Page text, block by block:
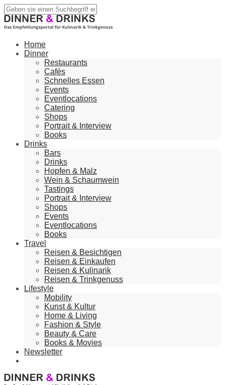
Home
Dinner
Restaurants
Cafés
Schnelles Essen
Events
Eventlocations
Catering
Shops
Portrait & Interview
Books
Drinks
Bars
Drinks
Hopfen & Malz
Wein & Schaumwein
Tastings
Portrait & Interview
Shops
Events
Eventlocations
Books
Travel
Reisen & Besichtigen
Reisen & Einkaufen
Reisen & Kulinarik
Reisen & Trinkgenuss
Lifestyle
Mobility
Kunst & Kultur
Home & Living
Fashion & Style
Beauty & Care
Books & Movies
Newsletter